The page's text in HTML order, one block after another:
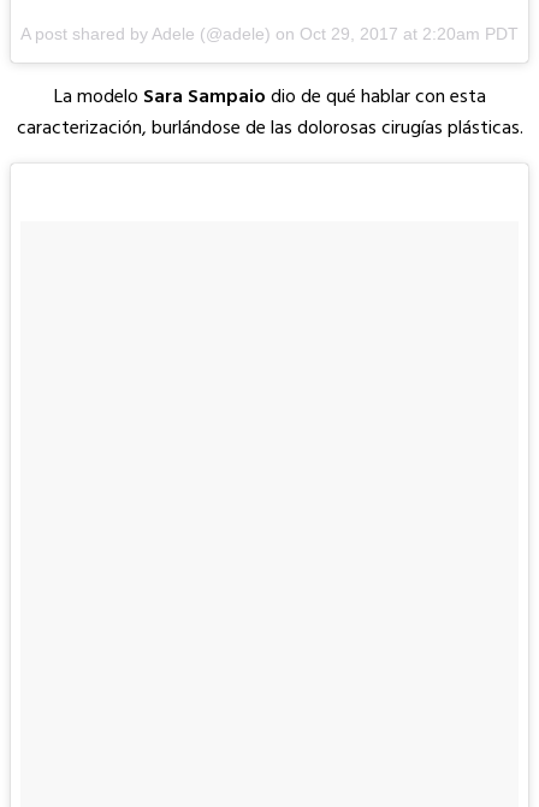
A post shared by Adele (@adele) on Oct 29, 2017 at 2:20am PDT
La modelo Sara Sampaiodio de qué hablar con esta
caracterización, burlándose de las dolorosas cirugías plásticas.